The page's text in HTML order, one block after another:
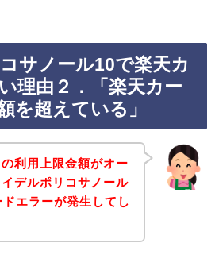
サノール10で楽天カ
理由２．「楽天カー
を超えている」
利用上限金額がオー
デルポリコサノール
エラーが発生してし